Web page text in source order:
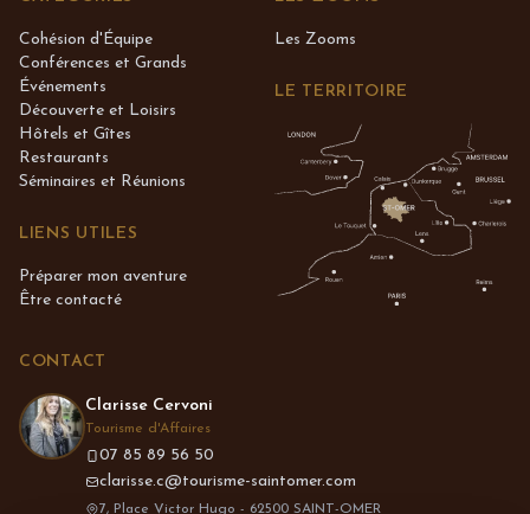
Cohésion d'Équipe
Conférences et Grands
Événements
Découverte et Loisirs
Hôtels et Gîtes
Restaurants
Séminaires et Réunions
LIENS UTILES
Préparer mon aventure
Être contacté
Les Zooms
LE TERRITOIRE
CONTACT
Clarisse Cervoni
Tourisme d'Affaires
07 85 89 56 50
clarisse.c@tourisme-saintomer.com
7, Place Victor Hugo - 62500 SAINT-OMER